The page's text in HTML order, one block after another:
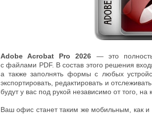
Adobe Acrobat Pro 2026 — это
с файлами PDF. В состав этого решения
а также заполнять формы с любых
экспортировать, редактировать и
будут у вас под рукой независимо от того, на
Ваш офис станет таким же мобильным, как